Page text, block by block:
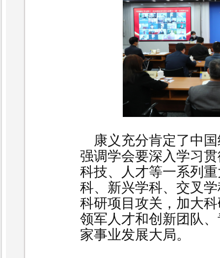
康义充分肯定了中
强调学会要深入学习
科技、人才等一系列
科、新兴学科、交叉
科研项目攻关，加大
领军人才和创新团队
家事业发展大局。